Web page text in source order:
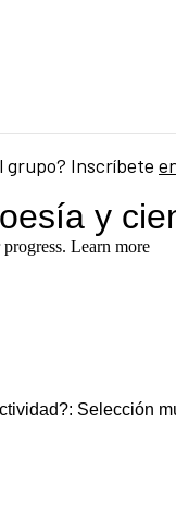
grupo? Inscríbete